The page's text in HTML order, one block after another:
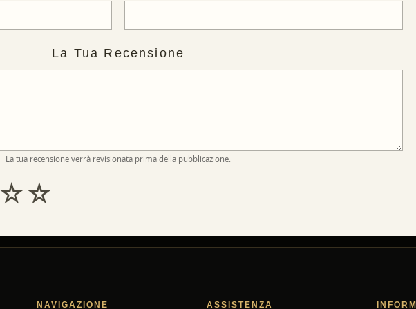
La Tua Recensione
La tua recensione verrà revisionata prima della pubblicazione.
☆☆
NAVIGAZIONE ASSISTENZA